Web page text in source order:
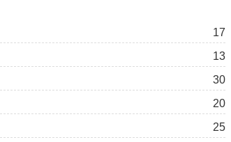
17
13
30
20
25